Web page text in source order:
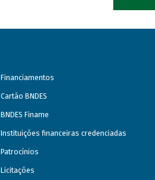
Financiamentos
Cartão BNDES
BNDES Finame
Instituições financeiras credenciadas
Patrocínios
Licitações